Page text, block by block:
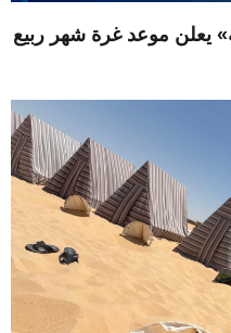
يعلن موعد غرة شهر ربيع